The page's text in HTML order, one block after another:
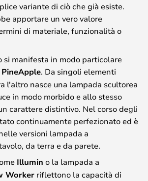
variante di ciò che già esiste.
apportare un vero valore
di materiale, funzionalità o
si manifesta in modo particolare
. Da singoli elementi
l'altro nasce una lampada scultorea
in modo morbido e allo stesso
carattere distintivo. Nel corso degli
continuamente perfezionato ed è
versioni lampada a
da terra e da parete.
Illumin o la lampada a
Worker riflettono la capacità di